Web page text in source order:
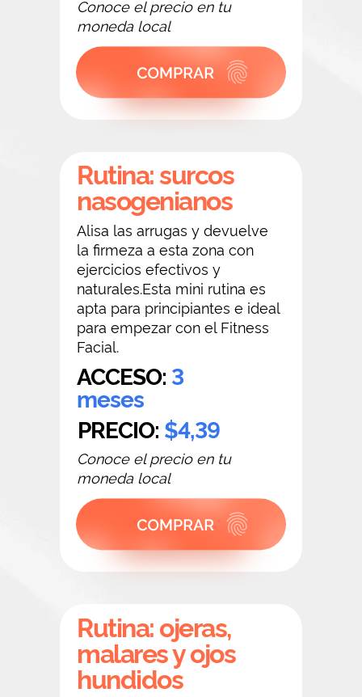
Rutina: ojeras,
malares y ojos
hundidos
Conoce el precio en tu
moneda local
Alisa las arrugas y devuelve
la firmeza a esta zona con
ejercicios efectivos y
naturales.Esta mini rutina es
apta para principiantes e ideal
para empezar con el Fitness
Facial.
PRECIO: $4,39
ACCESO: 3
meses
Rutina: surcos
nasogenianos
Conoce el precio en tu
moneda local